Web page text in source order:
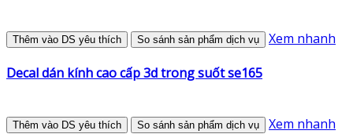
Thêm vào DS yêu thích So sánh sản phẩm dịch vụ Xem nhanh
Decal dán kính cao cấp 3d trong suốt se165
Thêm vào DS yêu thích So sánh sản phẩm dịch vụ Xem nhanh